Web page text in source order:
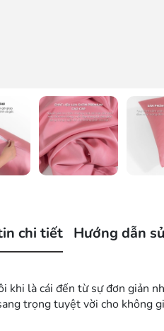
chi tiết Hướng dẫn
khi là cái đến từ sự đơn giản
trọng tuyệt vời cho không